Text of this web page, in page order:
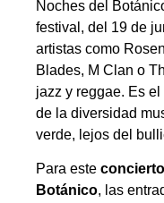
Noches del
festival, del 19 de
artistas como
Blades, M Clan o
jazz y reggae. Es
de la diversidad
verde, lejos del
Para este
Botánico, las